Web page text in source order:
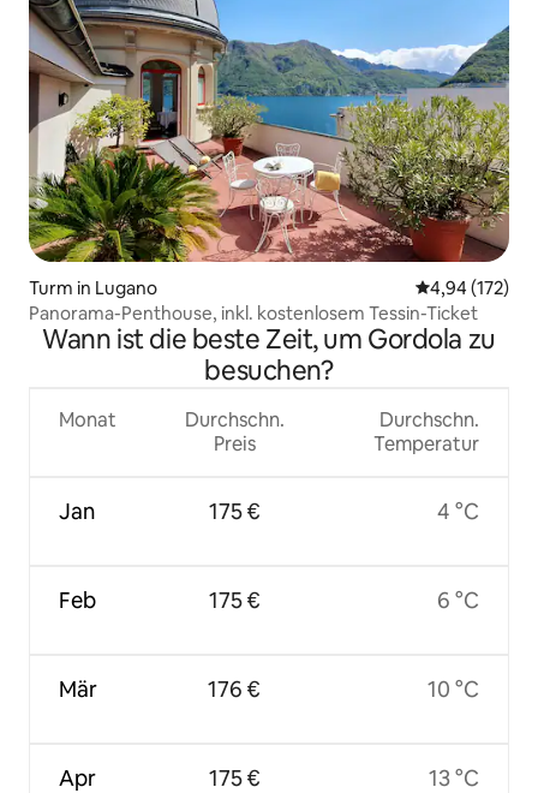
Turm in Lugano
4,94 (172)
Panorama-Penthouse, inkl. kostenlosem Tessin-Ticket
Wann ist die beste Zeit, um Gordola zu
besuchen?
Monat
Jan
Feb
Mär
Apr
Durchschn.
Preis
175 €
175 €
176 €
175 €
Durchschn.
Temperatur
4 °C
6 °C
10 °C
13 °C